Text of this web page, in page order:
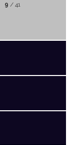
9 / 41